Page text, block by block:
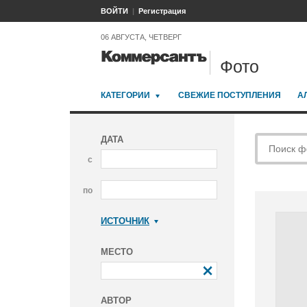
ВОЙТИ Регистрация
06 АВГУСТА, ЧЕТВЕРГ
Фото
КАТЕГОРИИ СВЕЖИЕ ПОСТУПЛЕНИЯ
ДАТА
с
по
ИСТОЧНИК
МЕСТО
АВТОР